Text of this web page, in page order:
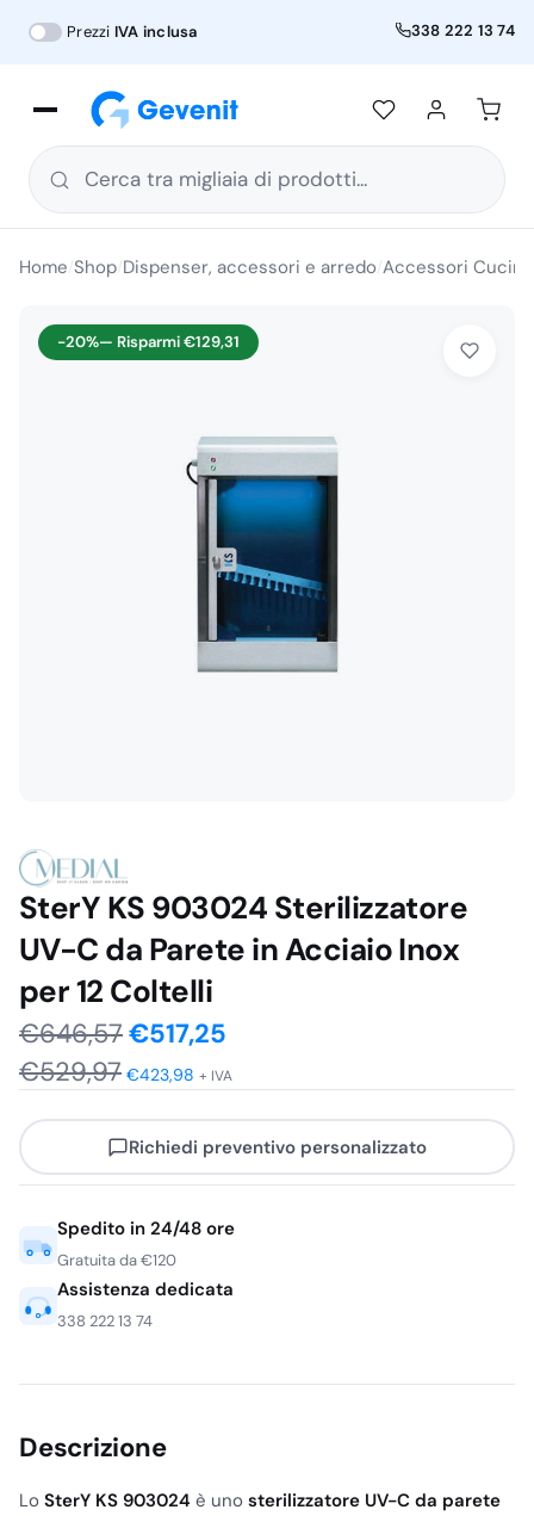
Prezzi IVA inclusa 338 222 13 74
Cerca tra migliaia di prodotti...
Home Shop Dispenser, accessori e arredo Accessori
-20%— Risparmi€129,31
SterY KS 903024 Sterilizzatore
UV-C da Parete in Acciaio Inox
per 12 Coltelli
€646,57Il
prezzo
originale
era:
€517,25
prezzo
attuale
è:
€529,97 €423,98 + IVA
Richiedi preventivo personalizzato
Spedito in 24/48 ore
Gratuita da €120
Assistenza dedicata
338 222 13 74
Descrizione
Lo SterY KS 903024 è uno sterilizzatore UV-C da parete